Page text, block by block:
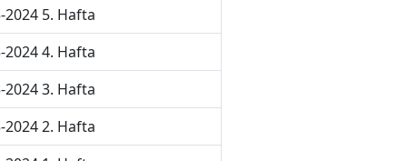
2024 5. Hafta
2024 4. Hafta
2024 3. Hafta
2024 2. Hafta